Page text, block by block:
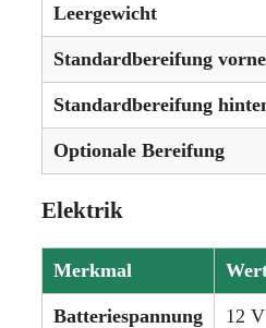
Leergewicht
Standardbereifung vorne
Standardbereifung
Optionale Bereifung
Elektrik
Merkmal
Batteriespannung 12 V